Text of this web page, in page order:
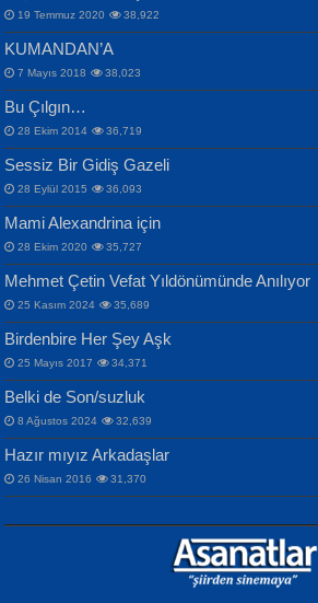
İPEK ACAR SERT
Gazze’nin Şecaati, Ümmetin İmtihanı...
MAHMUT GÜRBÜZ
İbrahim Olmak ve Bitirebilmek...
NURAN KÖSE BAYDAR
Selahattin Yıldız
İdrakimle Üşürken...
Songül Özel
Mahzen...
Ben Deniz Değilim ki...
ERDEM BAYAZIT
Sana, Bana, Vatanıma, Ülkemin
İnsanlarına Dair...
NAZIM HİKMET RAN
Bir Cezaevinde, Tecritteki Adamın
Mektupları...
19 Temmuz 2020 38,922
KUMANDAN’A
7 Mayıs 2018 38,023
Bu Çılgın…
28 Ekim 2014 36,719
Sessiz Bir Gidiş Gazeli
28 Eylül 2015 36,093
Mami Alexandrina için
28 Ekim 2020 35,727
Mehmet Çetin Vefat Yıldönümünde Anılıyor
25 Kasım 2024 35,689
Birdenbire Her Şey Aşk
25 Mayıs 2017 34,371
Belki de Son/suzluk
8 Ağustos 2024 32,639
Hazır mıyız Arkadaşlar
26 Nisan 2016 31,370